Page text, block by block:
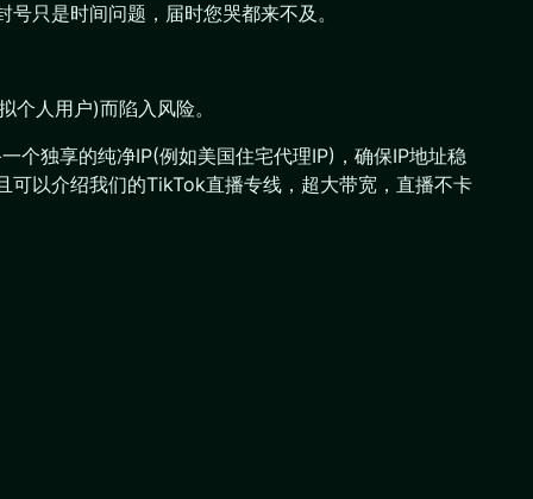
只是时间问题，届时您哭都来不及。
个人用户)而陷入风险。
个独享的纯净IP(例如美国住宅代理IP)，确保IP地址稳
可以介绍我们的TikTok直播专线，超大带宽，直播不卡